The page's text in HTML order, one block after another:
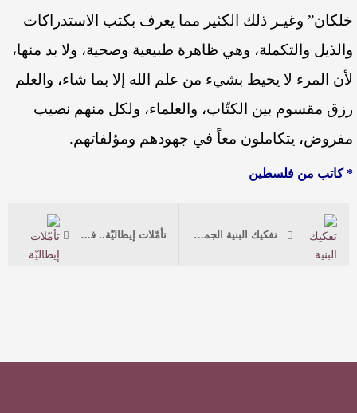
خلكان” وغيـر ذلك الكثير مما يعرف بكتب الاستدراكات
والذيل والتكملة، وهي ظاهرة طبيعية وصحية، ولا بد منها،
لأن المرء لا يحيط بشيء من علم الله إلا بما شاء، والعلم
رزق مقسوم بين الكتّاب، والعلماء، ولكل منهم نصيب
مفروض، يتكاملون معاً في جهودهم ومؤلفاتهم.
* كاتب من فلسطين
تفكيك البنية الجمالية لـديوان “لَنْ أقْتَفِي غَيْرَ أثري” للشاعر إسماعيل هموني تأمّلات إيطاليّة.. في ديوان العرب